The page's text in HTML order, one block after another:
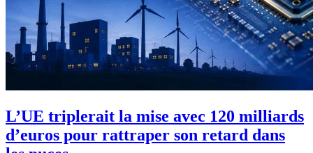
L’UE triplerait la mise avec 120 milliards
d’euros pour rattraper son retard dans